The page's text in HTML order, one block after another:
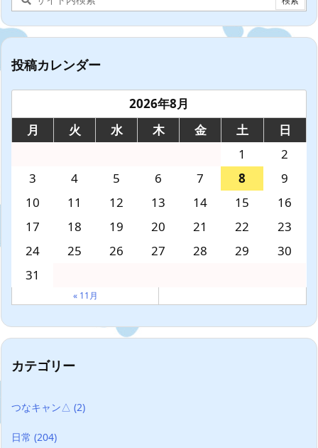
投稿カレンダー
2026年8月
月
火 水 木 金 土
日
1
2
3
4 5 6 7 8
9
10
11 12 13 14 15
16
17
18 19 20 21 22
23
24
25 26 27 28 29
30
31
« 11月
カテゴリー
つなキャン△ (2)
日常 (204)